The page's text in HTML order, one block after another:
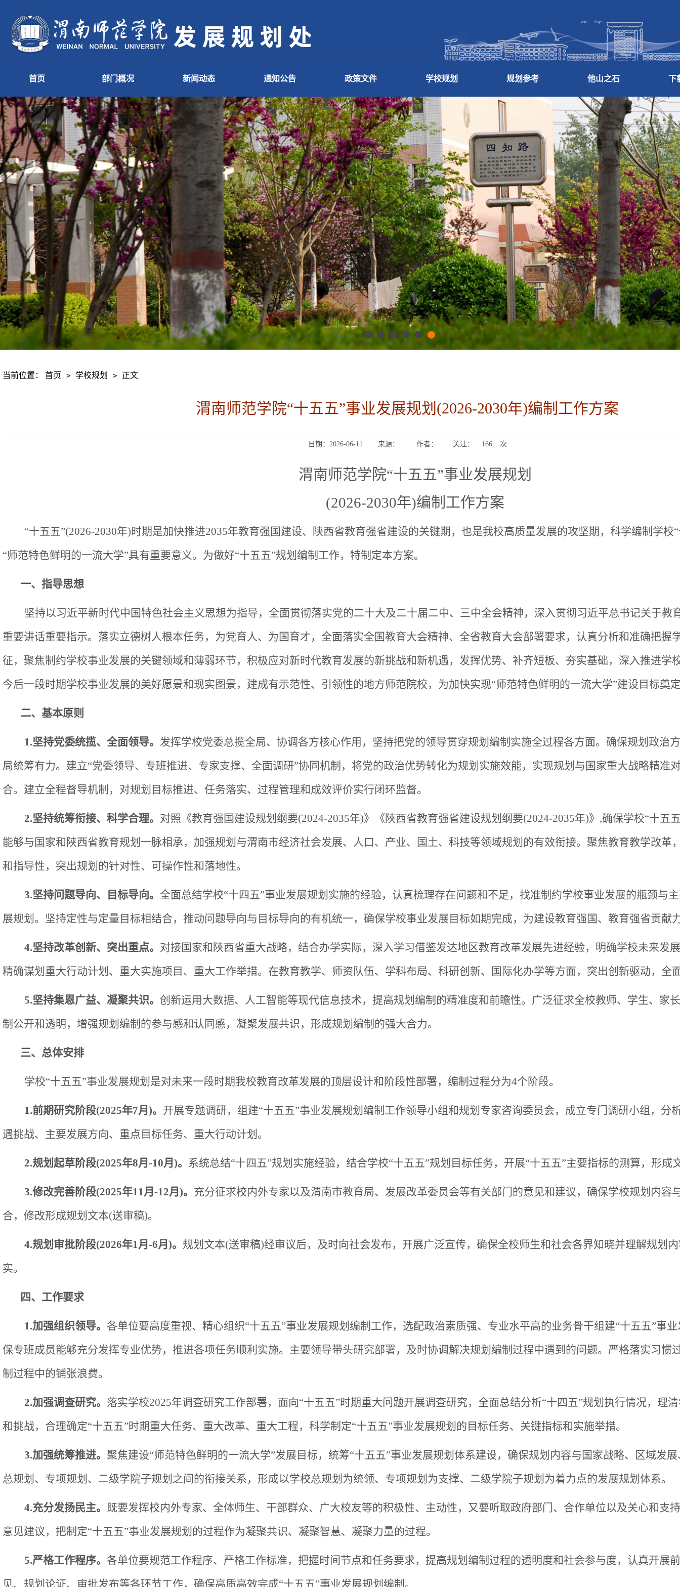
首页 部门概况 新闻动态 通知公告 政策文件 学校规划 规划参考 他山之石 下
当前位置： 首页 > 学校规划 > 正文
渭南师范学院“十五五”事业发展规划(2026-2030年)编制工作方案
日期：2026-06-11 来源： 作者： 关注： 166 次
渭南师范学院“十五五”事业发展规划
(2026-2030年)编制工作方案
“十五五”(2026-2030年)时期是加快推进2035年教育强国建设、陕西省教育强省建设的关键期，也是我校高质量发展的攻坚期，科学编制学校
“师范特色鲜明的一流大学”具有重要意义。为做好“十五五”规划编制工作，特制定本方案。
一、指导思想
坚持以习近平新时代中国特色社会主义思想为指导，全面贯彻落实党的二十大及二十届二中、三中全会精神，深入贯彻习近平总书记关于教
重要讲话重要指示。落实立德树人根本任务，为党育人、为国育才，全面落实全国教育大会精神、全省教育大会部署要求，认真分析和准确把握
征，聚焦制约学校事业发展的关键领域和薄弱环节，积极应对新时代教育发展的新挑战和新机遇，发挥优势、补齐短板、夯实基础，深入推进学
今后一段时期学校事业发展的美好愿景和现实图景，建成有示范性、引领性的地方师范院校，为加快实现“师范特色鲜明的一流大学”建设目标奠
二、基本原则
1.坚持党委统揽、全面领导。 发挥学校党委总揽全局、协调各方核心作用，坚持把党的领导贯穿规划编制实施全过程各方面。确保规划政治
局统筹有力。建立“党委领导、专班推进、专家支撑、全面调研”协同机制，将党的政治优势转化为规划实施效能，实现规划与国家重大战略精准
合。建立全程督导机制，对规划目标推进、任务落实、过程管理和成效评价实行闭环监督。
2.坚持统筹衔接、科学合理。 对照《教育强国建设规划纲要(2024-2035年)》《陕西省教育强省建设规划纲要(2024-2035年)》,确保学校“十五
能够与国家和陕西省教育规划一脉相承，加强规划与渭南市经济社会发展、人口、产业、国土、科技等领域规划的有效衔接。聚焦教育教学改革
和指导性，突出规划的针对性、可操作性和落地性。
3.坚持问题导向、目标导向。 全面总结学校“十四五”事业发展规划实施的经验，认真梳理存在问题和不足，找准制约学校事业发展的瓶颈与
展规划。坚持定性与定量目标相结合，推动问题导向与目标导向的有机统一，确保学校事业发展目标如期完成，为建设教育强国、教育强省贡献
4.坚持改革创新、突出重点。 对接国家和陕西省重大战略，结合办学实际，深入学习借鉴发达地区教育改革发展先进经验，明确学校未来发
精确谋划重大行动计划、重大实施项目、重大工作举措。在教育教学、师资队伍、学科布局、科研创新、国际化办学等方面，突出创新驱动，全
5.坚持集恩广益、凝聚共识。 创新运用大数据、人工智能等现代信息技术，提高规划编制的精准度和前瞻性。广泛征求全校教师、学生、家
制公开和透明，增强规划编制的参与感和认同感，凝聚发展共识，形成规划编制的强大合力。
三、总体安排
学校“十五五”事业发展规划是对未来一段时期我校教育改革发展的顶层设计和阶段性部署，编制过程分为4个阶段。
1.前期研究阶段(2025年7月)。 开展专题调研，组建“十五五”事业发展规划编制工作领导小组和规划专家咨询委员会，成立专门调研小组，分
遇挑战、主要发展方向、重点目标任务、重大行动计划。
2.规划起草阶段(2025年8月-10月)。 系统总结“十四五”规划实施经验，结合学校“十五五”规划目标任务，开展“十五五”主要指标的测算，形成
3.修改完善阶段(2025年11月-12月)。 充分征求校内外专家以及渭南市教育局、发展改革委员会等有关部门的意见和建议，确保学校规划内容
合，修改形成规划文本(送审稿)。
4.规划审批阶段(2026年1月-6月)。 规划文本(送审稿)经审议后，及时向社会发布，开展广泛宣传，确保全校师生和社会各界知晓并理解规划
实。
四、工作要求
1.加强组织领导。 各单位要高度重视、精心组织“十五五”事业发展规划编制工作，选配政治素质强、专业水平高的业务骨干组建“十五五”事
保专班成员能够充分发挥专业优势，推进各项任务顺利实施。主要领导带头研究部署，及时协调解决规划编制过程中遇到的问题。严格落实习惯
制过程中的铺张浪费。
2.加强调查研究。 落实学校2025年调查研究工作部署，面向“十五五”时期重大问题开展调查研究，全面总结分析“十四五”规划执行情况，理
和挑战，合理确定“十五五”时期重大任务、重大改革、重大工程，科学制定“十五五”事业发展规划的目标任务、关键指标和实施举措。
3.加强统筹推进。 聚焦建设“师范特色鲜明的一流大学”发展目标，统筹“十五五”事业发展规划体系建设，确保规划内容与国家战略、区域发
总规划、专项规划、二级学院子规划之间的衔接关系，形成以学校总规划为统领、专项规划为支撑、二级学院子规划为着力点的发展规划体系。
4.充分发扬民主。 既要发挥校内外专家、全体师生、干部群众、广大校友等的积极性、主动性，又要听取政府部门、合作单位以及关心和支
意见建议，把制定“十五五”事业发展规划的过程作为凝聚共识、凝聚智慧、凝聚力量的过程。
5.严格工作程序。 各单位要规范工作程序、严格工作标准，把握时间节点和任务要求，提高规划编制过程的透明度和社会参与度，认真开展
见、规划论证、审批发布等各环节工作，确保高质高效完成“十五五”事业发展规划编制。